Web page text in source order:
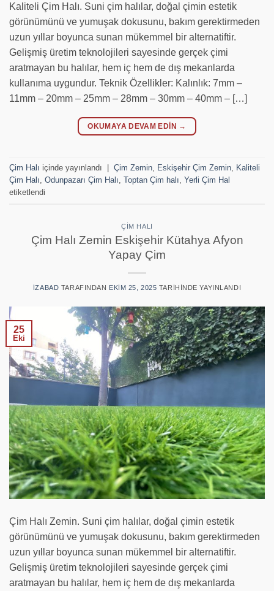
Kaliteli Çim Halı. Suni çim halılar, doğal çimin estetik
görünümünü ve yumuşak dokusunu, bakım gerektirmeden
uzun yıllar boyunca sunan mükemmel bir alternatiftir.
Gelişmiş üretim teknolojileri sayesinde gerçek çimi
aratmayan bu halılar, hem iç hem de dış mekanlarda
kullanıma uygundur. Teknik Özellikler: Kalınlık: 7mm –
11mm – 20mm – 25mm – 28mm – 30mm – 40mm – […]
OKUMAYA DEVAM EDIN →
Çim Halı içinde yayınlandı Çim Zemin, Eskişehir Çim Zemin, Kaliteli
Çim Halı, Odunpazarı Çim Halı, Toptan Çim halı, Yerli Çim Hal
etiketlendi
ÇIM HALI
Çim Halı Zemin Eskişehir Kütahya Afyon
Yapay Çim
IZABAD TARAFINDAN EKIM 25, 2025 TARIHINDE YAYINLANDI
25
Eki
Çim Halı Zemin. Suni çim halılar, doğal çimin estetik
görünümünü ve yumuşak dokusunu, bakım gerektirmeden
uzun yıllar boyunca sunan mükemmel bir alternatiftir.
Gelişmiş üretim teknolojileri sayesinde gerçek çimi
aratmayan bu halılar, hem iç hem de dış mekanlarda